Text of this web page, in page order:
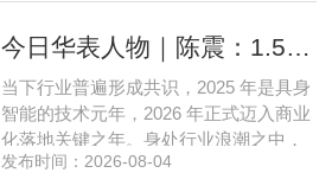
的技术深耕与严谨的工程思维，走出国
布局中，自然流畅的全模态
当下行业普遍形成共识，2025 年是具身
智能的技术元年，2026 年正式迈入商业
化落地关键之年。身处行业浪潮之中，
享刻智能创始人、CEO 陈震表示，当前
发布时间：2026-08-04